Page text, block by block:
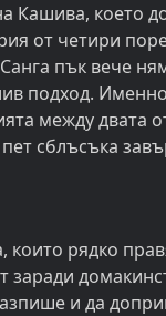
Кашива, което
от четири
пък вече
подход.
между двата
сблъсъка
рядко
и да